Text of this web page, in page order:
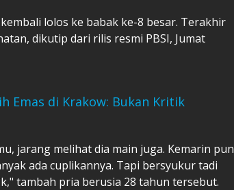
lolos ke babak ke-8 besar. Terakhir
dikutip dari rilis resmi PBSI, Jumat
Emas di Krakow: Bukan Kritik
jarang melihat dia main juga. Kemarin pun
ada cuplikannya. Tapi bersyukur tadi
tambah pria berusia 28 tahun tersebut.